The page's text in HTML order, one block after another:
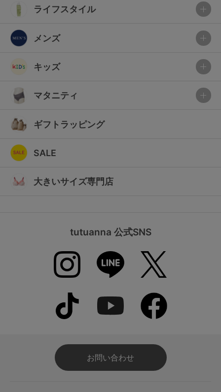
ライフスタイル
メンズ
キッズ
マタニティ
ギフトラッピング
SALE
大きいサイズ専門店
tutuanna 公式SNS
お問い合わせ